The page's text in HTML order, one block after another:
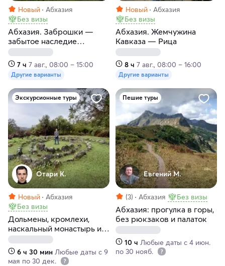
Новый
Абхазия
Без визы
Абхазия. Заброшки —
забытое наследие
прошлого
7 ч 7 авг., 08:00 – 15:00
Другие варианты
Новый
Абхазия
Без визы
Абхазия. Жемчужина
Кавказа — Рица
8 ч 7 авг., 08:00 – 16:00
Другие варианты
Экскурсионные туры
Отари К.
Новый
Абхазия
Без визы
Дольмены, кромлехи,
наскальный монастырь и
древнее святилище
Абхазии
6 ч 30 мин Любые даты с 9
мая по 30 дек.
Пешие туры
Евгений М.
(3) Абхазия Без визы
Абхазия: прогулка в горы,
без рюкзаков и палаток
10 ч Любые даты с 4 июн.
по 30 нояб.